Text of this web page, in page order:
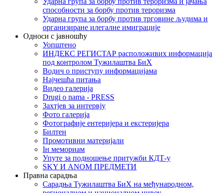
способности за борбу против тероризма
Ударна група за борбу против трговине људима и
организиране илегалне имиграције
Односи с јавношћу
Уопштено
ИНДЕКС РЕГИСТАР расположивих информација
под контролом Тужилаштва БиХ
Водич о приступу информацијама
Најчешћа питања
Видео галерија
Drugi o nama - PRESS
Захтјев за интервју
Фото галерија
Фотографије ентеријера и екстеријера
Билтен
Промотивни материјали
Iн мемориам
Упуте за подношење притужби КДТ-у
SKY И ANOM ПРЕДМЕТИ
Правна сарадња
Сарадња Тужилаштва БиХ на међународном,